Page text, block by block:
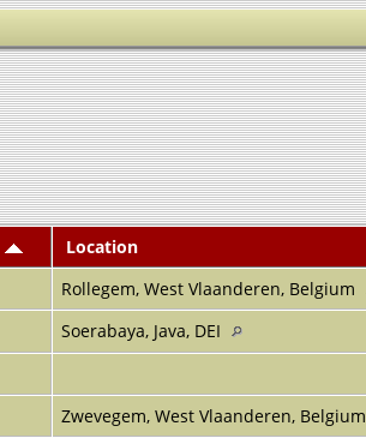
Location
Rollegem, West Vlaanderen, Belgium
Soerabaya, Java, DEI
Zwevegem, West Vlaanderen, Belgium